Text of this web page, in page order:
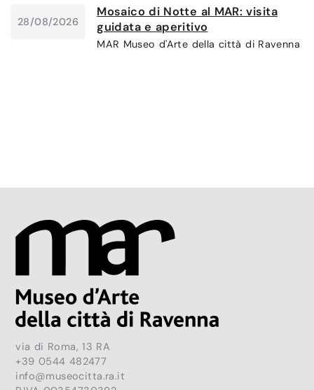
28/08/2026
Mosaico di Notte al MAR: visita
guidata e aperitivo
MAR Museo d'Arte della città di Ravenna
via di Roma, 13 RA
+39 0544 482477
info@museocitta.ra.it